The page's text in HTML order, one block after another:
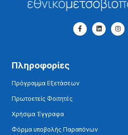
Πληροφορίες
Πρόγραμμα Εξετάσεων
Πρωτοετείς Φοιτητές
Χρήσιμα Έγγραφα
Φόρμα υποβολής Παραπόνων